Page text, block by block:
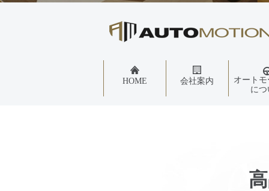
HOME 会社案内
オート
に